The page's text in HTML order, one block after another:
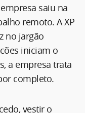
saiu na
remoto. A XP
no jargão
iniciam o
a empresa trata
completo.
vestir o